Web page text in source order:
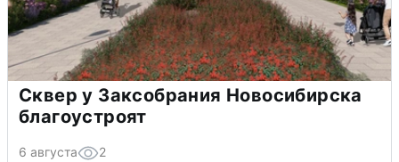
Сквер у Заксобрания Новосибирска
благоустроят
6 августа 2